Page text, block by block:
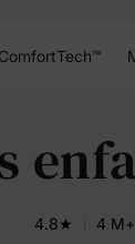
ComfortTech™
4.8★ 4